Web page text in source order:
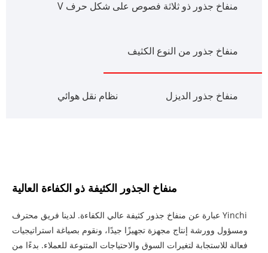
منفاخ جذور ذو ثلاثة فصوص على شكل حرف V
منفاخ جذور من النوع الكثيف
منفاخ جذور الديزل نظام نقل هوائي
منفاخ الجذور الكثيفة ذو الكفاءة العالية
Yinchi عبارة عن منفاخ جذور كثيفة عالي الكفاءة. لدينا فريق محترف
ومسؤول وورشة إنتاج مجهزة تجهيزًا جيدًا، ونقوم بصياغة استراتيجيات
فعالة للاستجابة لتغيرات السوق والاحتياجات المتنوعة للعملاء. بدءًا من